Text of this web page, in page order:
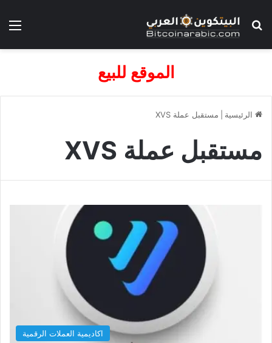
بحث عن
الموقع للبيع
الرئيسية مستقبل عملة XVS
مستقبل عملة XVS
اكاديمية العملات الرقمية